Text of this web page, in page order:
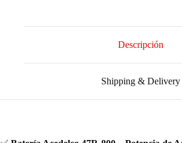
Descripción
Shipping & Delivery